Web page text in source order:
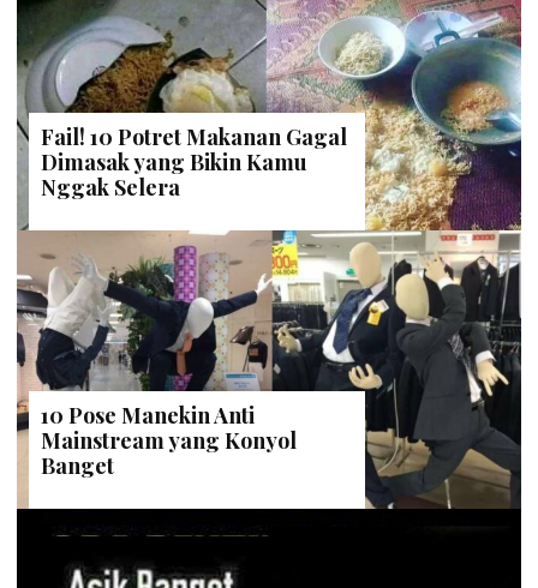
Fail! 10 Potret Makanan Gagal
Dimasak yang Bikin Kamu
Nggak Selera
10 Pose Manekin Anti
Mainstream yang Konyol
Banget